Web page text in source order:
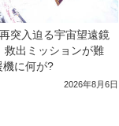
突入迫る宇宙望遠鏡
救出ミッションが難
に何が?
2026年8月6日